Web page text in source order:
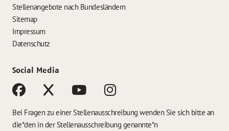
Stellenangebote nach Bundesländern
Sitemap
Impressum
Datenschutz
Social Media
Bei Fragen zu einer Stellenausschreibung wenden Sie sich bitte an
die*den in der Stellenausschreibung genannte*n